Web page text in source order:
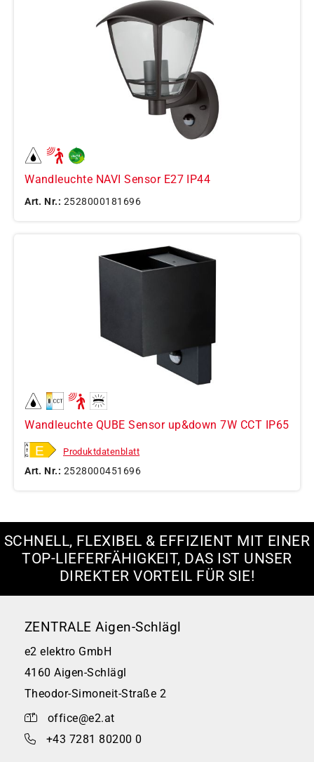
Wandleuchte NAVI Sensor E27 IP44
Art. Nr.: 2528000181696
Wandleuchte QUBE Sensor up&down 7W CCT IP65
Produktdatenblatt
Art. Nr.: 2528000451696
SCHNELL, FLEXIBEL & EFFIZIENT MIT EINER
TOP-LIEFERFÄHIGKEIT, DAS IST UNSER
DIREKTER VORTEIL FÜR SIE!
ZENTRALE Aigen-Schlägl
e2 elektro GmbH
4160 Aigen-Schlägl
Theodor-Simoneit-Straße 2
office@e2.at
+43 7281 80200 0